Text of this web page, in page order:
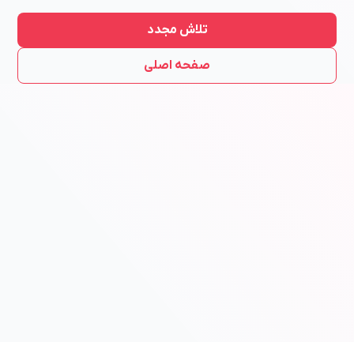
تلاش مجدد
صفحه اصلی